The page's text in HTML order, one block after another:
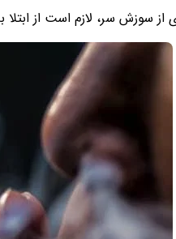
از سوزش سر، لازم است از